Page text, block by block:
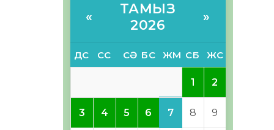
«
ТАМЫЗ
2026
»
ДС СС СӘ БС ЖМ СБ ЖС
1 2
3 4 5 6 7 8 9